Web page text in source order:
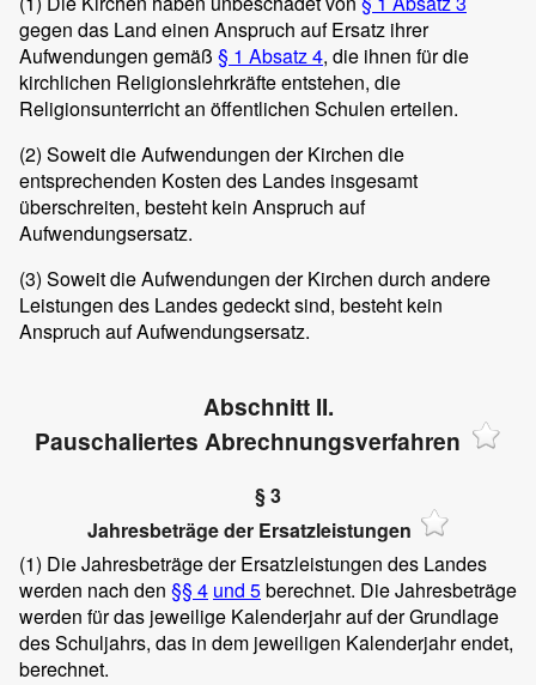
gegen das Land einen Anspruch auf Ersatz ihrer
Aufwendungen gemäß § 1 Absatz 4, die ihnen für die
kirchlichen Religionslehrkräfte entstehen, die
Religionsunterricht an öffentlichen Schulen erteilen.
(2) Soweit die Aufwendungen der Kirchen die
entsprechenden Kosten des Landes insgesamt
überschreiten, besteht kein Anspruch auf
Aufwendungsersatz.
(3) Soweit die Aufwendungen der Kirchen durch andere
Leistungen des Landes gedeckt sind, besteht kein
Anspruch auf Aufwendungsersatz.
Abschnitt II.
Pauschaliertes Abrechnungsverfahren
§ 3
Jahresbeträge der Ersatzleistungen
(1) Die Jahresbeträge der Ersatzleistungen des Landes
werden nach den §§ 4 und 5berechnet. Die Jahresbeträge
werden für das jeweilige Kalenderjahr auf der Grundlage
des Schuljahrs, das in dem jeweiligen Kalenderjahr endet,
berechnet.